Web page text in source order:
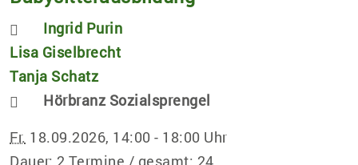
Ingrid Purin
Lisa Giselbrecht
Tanja Schatz
Hörbranz Sozialsprengel
Fr. 18.09.2026, 14:00 - 18:00 Uhr
Dauer: 2 Termine / gesamt: 24